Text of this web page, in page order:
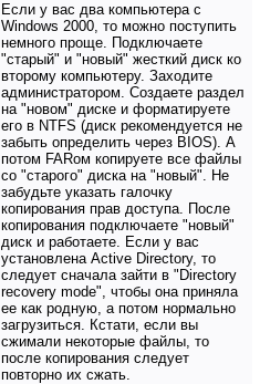
Если у вас два компьютера с
Windows 2000, то можно поступить
немного проще. Подключаете
"старый" и "новый" жесткий диск ко
второму компьютеру. Заходите
администратором. Создаете раздел
на "новом" диске и форматируете
его в NTFS (диск рекомендуется не
забыть определить через BIOS). А
потом FARом копируете все файлы
со "старого" диска на "новый". Не
забудьте указать галочку
копирования прав доступа. После
копирования подключаете "новый"
диск и работаете. Если у вас
установлена Active Directory, то
следует сначала зайти в "Directory
recovery mode", чтобы она приняла
ее как родную, а потом нормально
загрузиться. Кстати, если вы
сжимали некоторые файлы, то
после копирования следует
повторно их сжать.